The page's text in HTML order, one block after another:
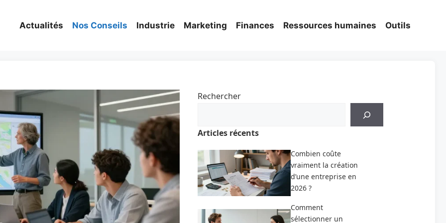
Actualités Nos Conseils Industrie Marketing Finances Ressources humaines Outils
Rechercher
Articles récents
Combien coûte
vraiment la création
d’une entreprise en
2026 ?
Comment
sélectionner un